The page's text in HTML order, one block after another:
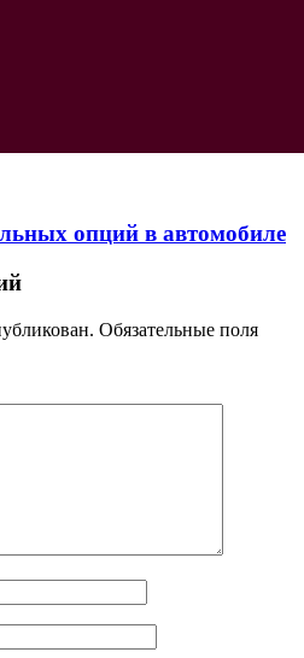
опций в автомобиле
Обязательные поля